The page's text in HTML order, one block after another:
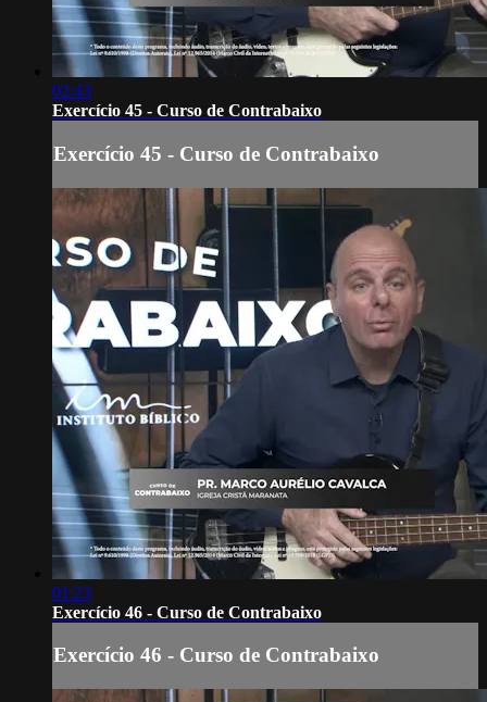
02:43
Exercício 45 - Curso de Contrabaixo
Exercício 45 - Curso de Contrabaixo
01:23
Exercício 46 - Curso de Contrabaixo
Exercício 46 - Curso de Contrabaixo